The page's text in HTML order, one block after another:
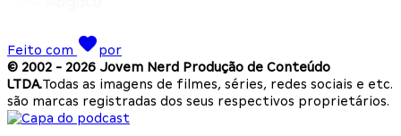
Feito com
por
© 2002 - 2026 Jovem Nerd Produção de Conteúdo
LTDA.Todas as imagens de filmes, séries, redes sociais e etc.
são marcas registradas dos seus respectivos proprietários.